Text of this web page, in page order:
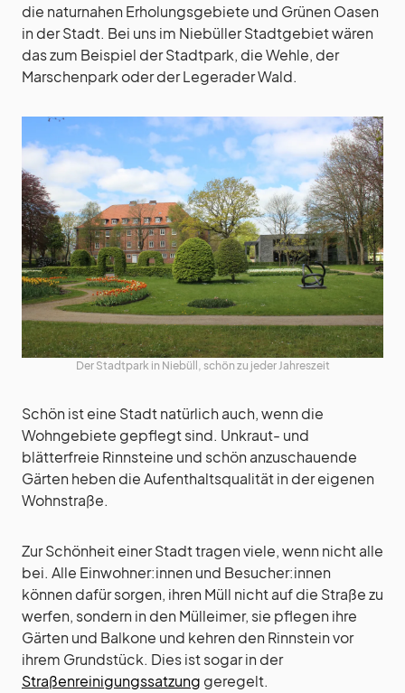
die naturnahen Erholungsgebiete und Grünen Oasen
in der Stadt. Bei uns im Niebüller Stadtgebiet wären
das zum Beispiel der Stadtpark, die Wehle, der
Marschenpark oder der Legerader Wald.
Der Stadtpark in Niebüll, schön zu jeder Jahreszeit
Schön ist eine Stadt natürlich auch, wenn die
Wohngebiete gepflegt sind. Unkraut- und
blätterfreie Rinnsteine und schön anzuschauende
Gärten heben die Aufenthaltsqualität in der eigenen
Wohnstraße.
Zur Schönheit einer Stadt tragen viele, wenn nicht alle
bei. Alle Einwohner:innen und Besucher:innen
können dafür sorgen, ihren Müll nicht auf die Straße zu
werfen, sondern in den Mülleimer, sie pflegen ihre
Gärten und Balkone und kehren den Rinnstein vor
ihrem Grundstück. Dies ist sogar in der
Straßenreinigungssatzung geregelt.